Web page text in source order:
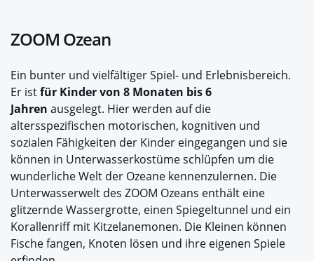
ZOOM Ozean
Ein bunter und vielfältiger Spiel- und Erlebnisbereich.
Er istfür Kinder von 8 Monaten bis 6
Jahren ausgelegt. Hier werden auf die
altersspezifischen motorischen, kognitiven und
sozialen Fähigkeiten der Kinder eingegangen und sie
können in Unterwasserkostüme schlüpfen um die
wunderliche Welt der Ozeane kennenzulernen. Die
Unterwasserwelt des ZOOM Ozeans enthält eine
glitzernde Wassergrotte, einen Spiegeltunnel und ein
Korallenriff mit Kitzelanemonen. Die Kleinen können
Fische fangen, Knoten lösen und ihre eigenen Spiele